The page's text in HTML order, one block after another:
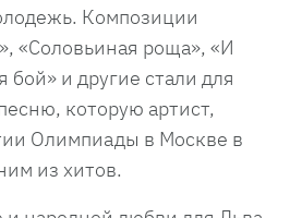
Композиции
«Соловьиная роща», «И
бой» и другие стали для
которую артист,
Олимпиады в Москве в
из хитов.